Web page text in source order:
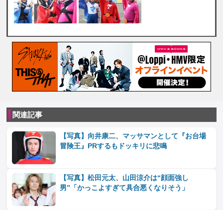
関連記事
【写真】向井康二、マッサマンとして『お台場
冒険王』PRするもドッキリに悲鳴
【写真】松田元太、山田涼介は“顔面強し
男”「かっこよすぎて具合悪くなりそう」